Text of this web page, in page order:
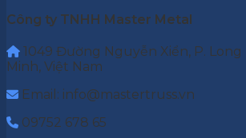
Công ty TNHH Master Metal
1049 Đường Nguyễn Xiển, P. Long
Minh, Việt Nam
Email: info@mastertruss.vn
09752 678 65